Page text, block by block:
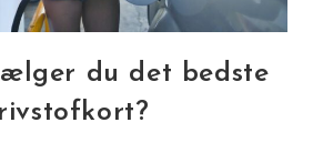
du det bedste